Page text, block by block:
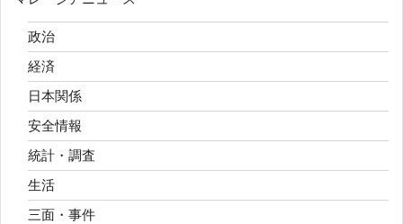
政治
経済
日本関係
安全情報
統計・調査
生活
三面・事件